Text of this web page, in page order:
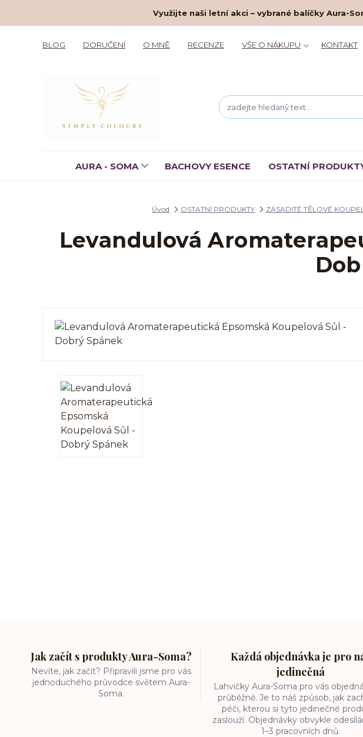
Využijte naši letní akci – vybrané balíčky Aura-
BLOG DORUČENÍ O MNĚ RECENZE VŠE O NÁKUPU KONTAKT
AURA - SOMA BACHOVY ESENCE OSTATNÍ
Úvod OSTATNÍ PRODUKTY ZÁSADITÉ TĚLOVÉ
Levandulová
Jak začít s produkty Aura-Soma?
Nevíte, jak začít? Připravili jsme pro vás
jednoduchého průvodce světem Aura-
Soma.
Každá objednávka je pro
jedinečná
Lahvičky Aura-Soma pro vás
průběžně. Je to náš způsob, jak
péči, kterou si tyto jedinečné
zaslouží. Objednávky obvykle
1–3 pracovních dnů.